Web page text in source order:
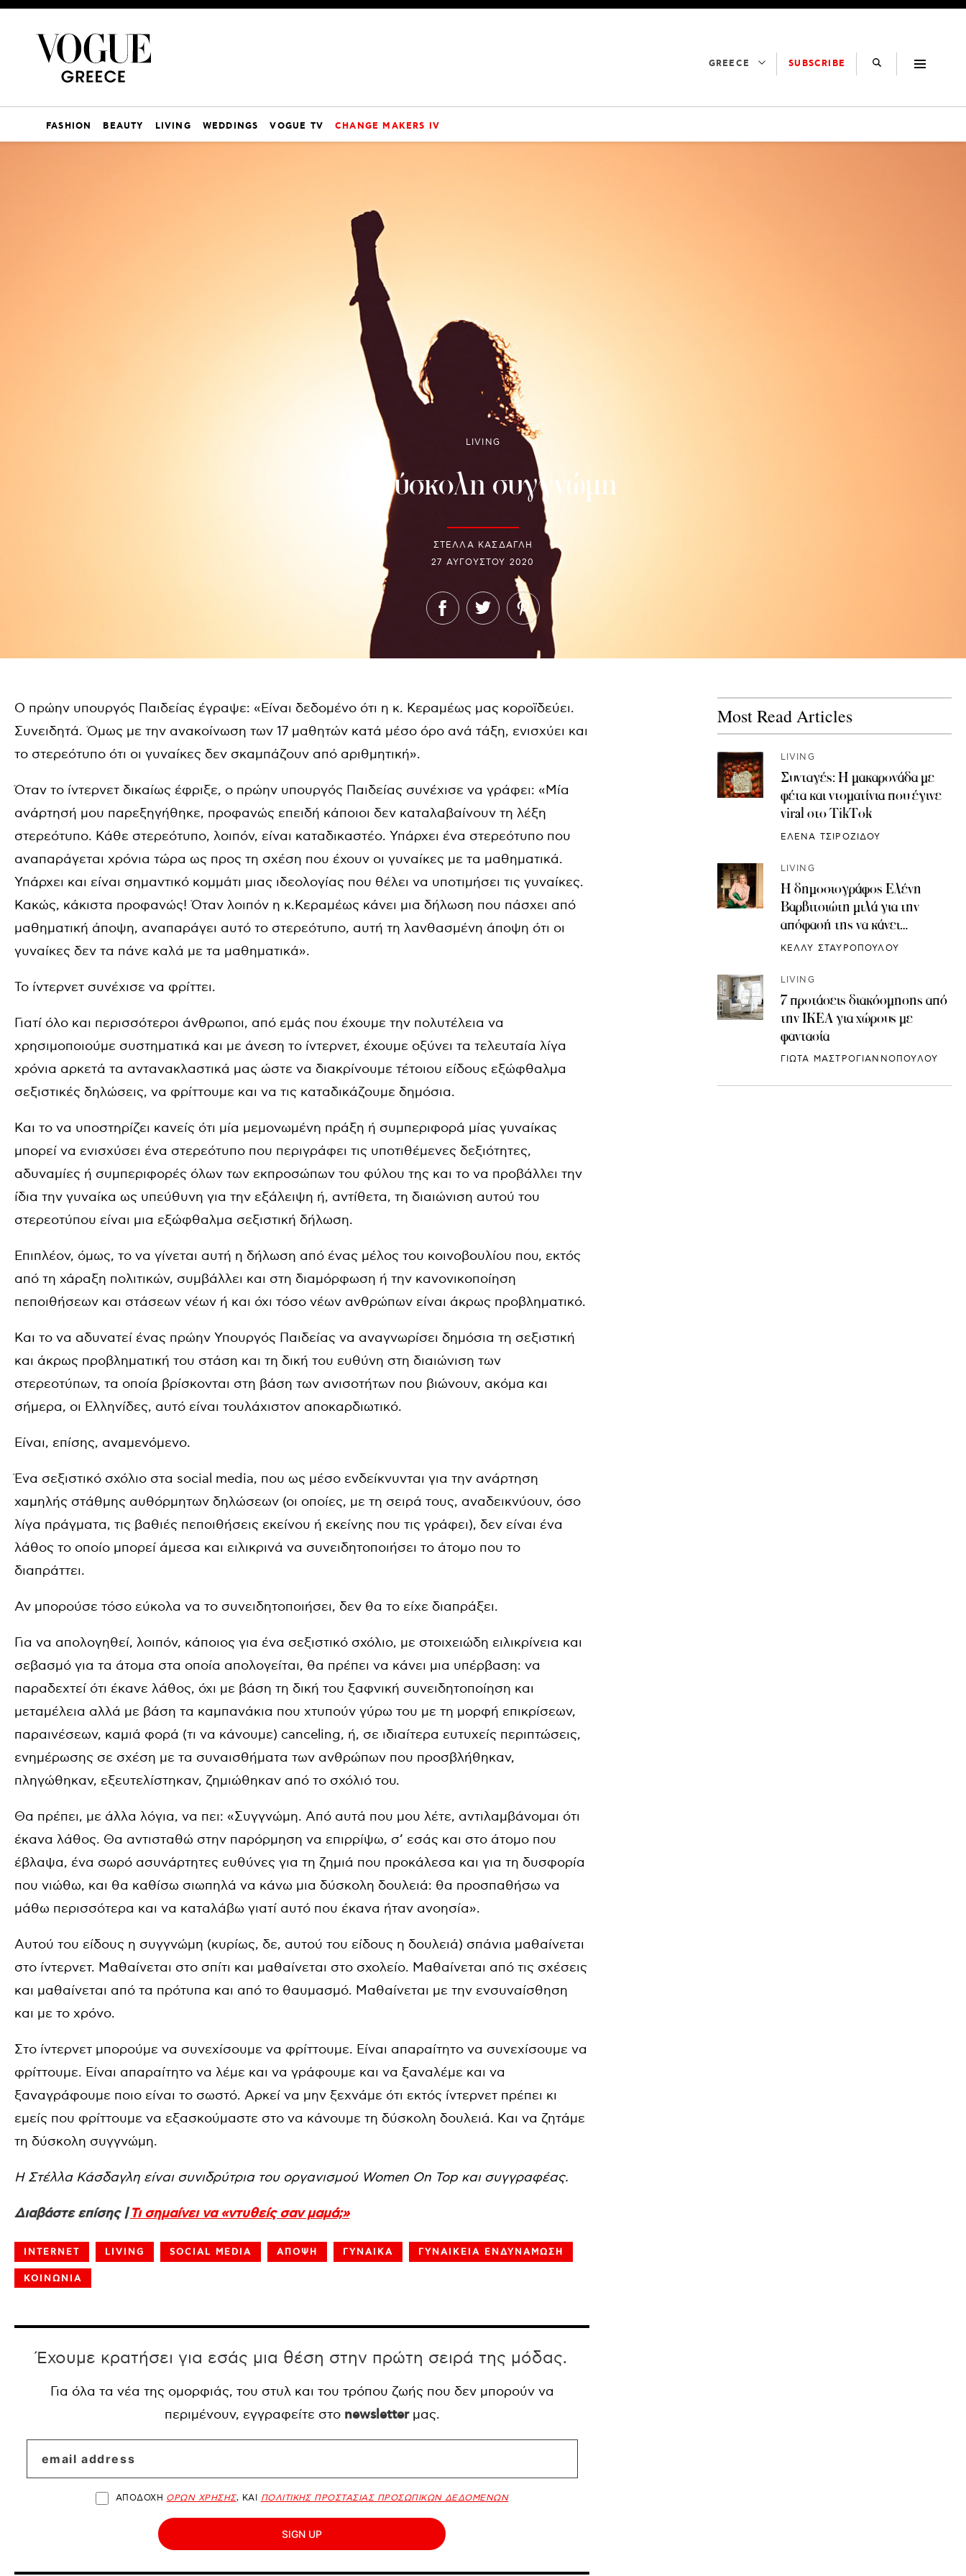
GREECE SUBSCRIBE
FASHION BEAUTY LIVING WEDDINGS VOGUE TV CHANGE MAKERS IV
LIVING
Η δύσκολη συγγνώμη
ΣΤΕΛΛΑ ΚΑΣΔΑΓΛΗ
27 ΑΥΓΟΎΣΤΟΥ 2020
Ο πρώην υπουργός Παιδείας έγραψε: «Είναι δεδομένο ότι η κ. Κεραμέως μας κοροϊδεύει.
Συνειδητά. Όμως με την ανακοίνωση των 17 μαθητών κατά μέσο όρο ανά τάξη, ενισχύει και
το στερεότυπο ότι οι γυναίκες δεν σκαμπάζουν από αριθμητική».
Όταν το ίντερνετ δικαίως έφριξε, ο πρώην υπουργός Παιδείας συνέχισε να γράφει: «Μία
ανάρτησή μου παρεξηγήθηκε, προφανώς επειδή κάποιοι δεν καταλαβαίνουν τη λέξη
στερεότυπο. Κάθε στερεότυπο, λοιπόν, είναι καταδικαστέο. Υπάρχει ένα στερεότυπο που
αναπαράγεται χρόνια τώρα ως προς τη σχέση που έχουν οι γυναίκες με τα μαθηματικά.
Υπάρχει και είναι σημαντικό κομμάτι μιας ιδεολογίας που θέλει να υποτιμήσει τις γυναίκες.
Κακώς, κάκιστα προφανώς! Όταν λοιπόν η κ.Κεραμέως κάνει μια δήλωση που πάσχει από
μαθηματική άποψη, αναπαράγει αυτό το στερεότυπο, αυτή τη λανθασμένη άποψη ότι οι
γυναίκες δεν τα πάνε καλά με τα μαθηματικά».
Το ίντερνετ συνέχισε να φρίττει.
Γιατί όλο και περισσότεροι άνθρωποι, από εμάς που έχουμε την πολυτέλεια να
χρησιμοποιούμε συστηματικά και με άνεση το ίντερνετ, έχουμε οξύνει τα τελευταία λίγα
χρόνια αρκετά τα αντανακλαστικά μας ώστε να διακρίνουμε τέτοιου είδους εξώφθαλμα
σεξιστικές δηλώσεις, να φρίττουμε και να τις καταδικάζουμε δημόσια.
Και το να υποστηρίζει κανείς ότι μία μεμονωμένη πράξη ή συμπεριφορά μίας γυναίκας
μπορεί να ενισχύσει ένα στερεότυπο που περιγράφει τις υποτιθέμενες δεξιότητες,
αδυναμίες ή συμπεριφορές όλων των εκπροσώπων του φύλου της και το να προβάλλει την
ίδια την γυναίκα ως υπεύθυνη για την εξάλειψη ή, αντίθετα, τη διαιώνιση αυτού του
στερεοτύπου είναι μια εξώφθαλμα σεξιστική δήλωση.
Επιπλέον, όμως, το να γίνεται αυτή η δήλωση από ένας μέλος του κοινοβουλίου που, εκτός
από τη χάραξη πολιτικών, συμβάλλει και στη διαμόρφωση ή την κανονικοποίηση
πεποιθήσεων και στάσεων νέων ή και όχι τόσο νέων ανθρώπων είναι άκρως προβληματικό.
Και το να αδυνατεί ένας πρώην Υπουργός Παιδείας να αναγνωρίσει δημόσια τη σεξιστική
και άκρως προβληματική του στάση και τη δική του ευθύνη στη διαιώνιση των
στερεοτύπων, τα οποία βρίσκονται στη βάση των ανισοτήτων που βιώνουν, ακόμα και
σήμερα, οι Ελληνίδες, αυτό είναι τουλάχιστον αποκαρδιωτικό.
Είναι, επίσης, αναμενόμενο.
Ένα σεξιστικό σχόλιο στα social media, που ως μέσο ενδείκνυνται για την ανάρτηση
χαμηλής στάθμης αυθόρμητων δηλώσεων (οι οποίες, με τη σειρά τους, αναδεικνύουν, όσο
λίγα πράγματα, τις βαθιές πεποιθήσεις εκείνου ή εκείνης που τις γράφει), δεν είναι ένα
λάθος το οποίο μπορεί άμεσα και ειλικρινά να συνειδητοποιήσει το άτομο που το
διαπράττει.
Αν μπορούσε τόσο εύκολα να το συνειδητοποιήσει, δεν θα το είχε διαπράξει.
Για να απολογηθεί, λοιπόν, κάποιος για ένα σεξιστικό σχόλιο, με στοιχειώδη ειλικρίνεια και
σεβασμό για τα άτομα στα οποία απολογείται, θα πρέπει να κάνει μια υπέρβαση: να
παραδεχτεί ότι έκανε λάθος, όχι με βάση τη δική του ξαφνική συνειδητοποίηση και
μεταμέλεια αλλά με βάση τα καμπανάκια που χτυπούν γύρω του με τη μορφή επικρίσεων,
παραινέσεων, καμιά φορά (τι να κάνουμε) canceling, ή, σε ιδιαίτερα ευτυχείς περιπτώσεις,
ενημέρωσης σε σχέση με τα συναισθήματα των ανθρώπων που προσβλήθηκαν,
πληγώθηκαν, εξευτελίστηκαν, ζημιώθηκαν από το σχόλιό του.
Θα πρέπει, με άλλα λόγια, να πει: «Συγγνώμη. Από αυτά που μου λέτε, αντιλαμβάνομαι ότι
έκανα λάθος. Θα αντισταθώ στην παρόρμηση να επιρρίψω, σ’ εσάς και στο άτομο που
έβλαψα, ένα σωρό ασυνάρτητες ευθύνες για τη ζημιά που προκάλεσα και για τη δυσφορία
που νιώθω, και θα καθίσω σιωπηλά να κάνω μια δύσκολη δουλειά: θα προσπαθήσω να
μάθω περισσότερα και να καταλάβω γιατί αυτό που έκανα ήταν ανοησία».
Αυτού του είδους η συγγνώμη (κυρίως, δε, αυτού του είδους η δουλειά) σπάνια μαθαίνεται
στο ίντερνετ. Μαθαίνεται στο σπίτι και μαθαίνεται στο σχολείο. Μαθαίνεται από τις σχέσεις
και μαθαίνεται από τα πρότυπα και από το θαυμασμό. Μαθαίνεται με την ενσυναίσθηση
και με το χρόνο.
Στο ίντερνετ μπορούμε να συνεχίσουμε να φρίττουμε. Είναι απαραίτητο να συνεχίσουμε να
φρίττουμε. Είναι απαραίτητο να λέμε και να γράφουμε και να ξαναλέμε και να
ξαναγράφουμε ποιο είναι το σωστό. Αρκεί να μην ξεχνάμε ότι εκτός ίντερνετ πρέπει κι
εμείς που φρίττουμε να εξασκούμαστε στο να κάνουμε τη δύσκολη δουλειά. Και να ζητάμε
τη δύσκολη συγγνώμη.
H Στέλλα Κάσδαγλη είναι συνιδρύτρια του οργανισμού Women On Top και συγγραφέας.
Διαβάστε επίσης |Τι σημαίνει να «ντυθείς σαν μαμά;»
INTERNET LIVING SOCIAL MEDIA ΑΠΟΨΗ ΓΥΝΑΙΚΑ ΓΥΝΑΙΚΕΙΑ ΕΝΔΥΝΑΜΩΣΗ
ΚΟΙΝΩΝΙΑ
Έχουμε κρατήσει για εσάς μια θέση στην πρώτη σειρά της μόδας.
Για όλα τα νέα της ομορφιάς, του στυλ και του τρόπου ζωής που δεν μπορούν να
περιμένουν, εγγραφείτε στο newsletterμας.
ΑΠΟΔΟΧΗ ΟΡΩΝ ΧΡΗΣΗΣ, ΚΑΙ ΠΟΛΙΤΙΚΗΣ ΠΡΟΣΤΑΣΙΑΣ ΠΡΟΣΩΠΙΚΩΝ ΔΕΔΟΜΕΝΩΝ
SIGN UP
Most Read Articles
LIVING
Συνταγές: H μακαρονάδα με
φέτα και ντοματίνια που έγινε
viral στο TikTok
ΕΛΕΝΑ ΤΣΙΡΟΖΙΔΟΥ
LIVING
Η δημοσιογράφος Ελένη
Βαρβιτσιώτη μιλά για την
απόφασή της να κάνει
κρυοσυντήρηση ωαρίων
ΚΕΛΛΥ ΣΤΑΥΡΟΠΟΥΛΟΥ
LIVING
7 προτάσεις διακόσμησης από
την IKEA για χώρους με
φαντασία
ΓΙΩΤΑ ΜΑΣΤΡΟΓΙΑΝΝΟΠΟΥΛΟΥ